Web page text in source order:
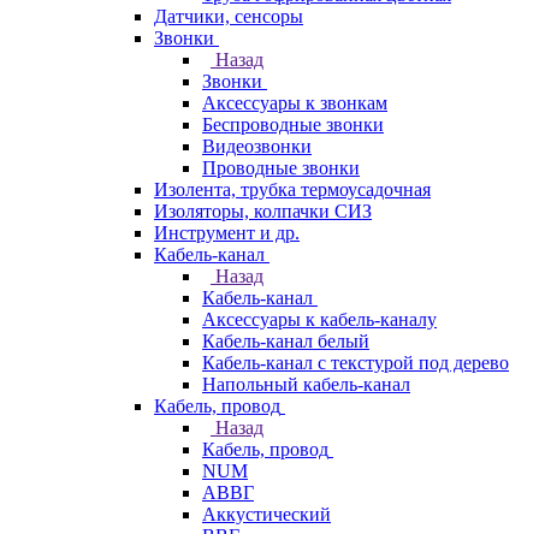
Датчики, сенсоры
Звонки
Назад
Звонки
Аксессуары к звонкам
Беспроводные звонки
Видеозвонки
Проводные звонки
Изолента, трубка термоусадочная
Изоляторы, колпачки СИЗ
Инструмент и др.
Кабель-канал
Назад
Кабель-канал
Аксессуары к кабель-каналу
Кабель-канал белый
Кабель-канал с текстурой под дерево
Напольный кабель-канал
Кабель, провод
Назад
Кабель, провод
NUM
АВВГ
Аккустический